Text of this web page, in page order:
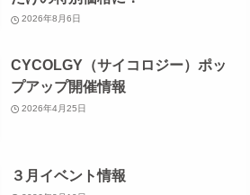
2026年8月6日
CYCOLGY（サイコロジー）ポッ
プアップ開催情報
2026年4月25日
３月イベント情報